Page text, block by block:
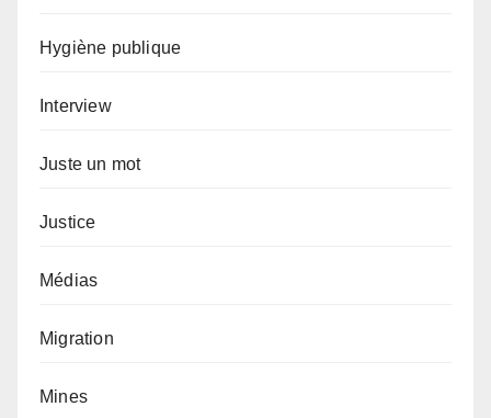
Hygiène publique
Interview
Juste un mot
Justice
Médias
Migration
Mines